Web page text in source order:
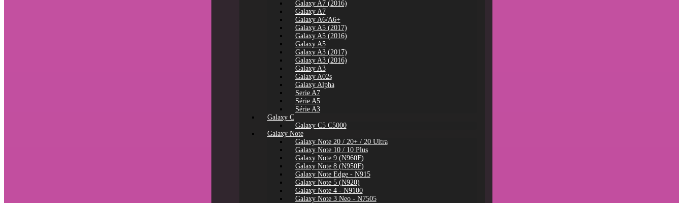
Galaxy A7 (2016)
Galaxy A7
Galaxy A6/A6+
Galaxy A5 (2017)
Galaxy A5 (2016)
Galaxy A5
Galaxy A3 (2017)
Galaxy A3 (2016)
Galaxy A3
Galaxy A02s
Galaxy Alpha
Serie A7
Série A5
Série A3
Galaxy C
Galaxy C5 C5000
Galaxy Note
Galaxy Note 20 / 20+ / 20 Ultra
Galaxy Note 10 / 10 Plus
Galaxy Note 9 (N960F)
Galaxy Note 8 (N950F)
Galaxy Note Edge - N915
Galaxy Note 5 (N920)
Galaxy Note 4 - N9100
Galaxy Note 3 Neo - N7505